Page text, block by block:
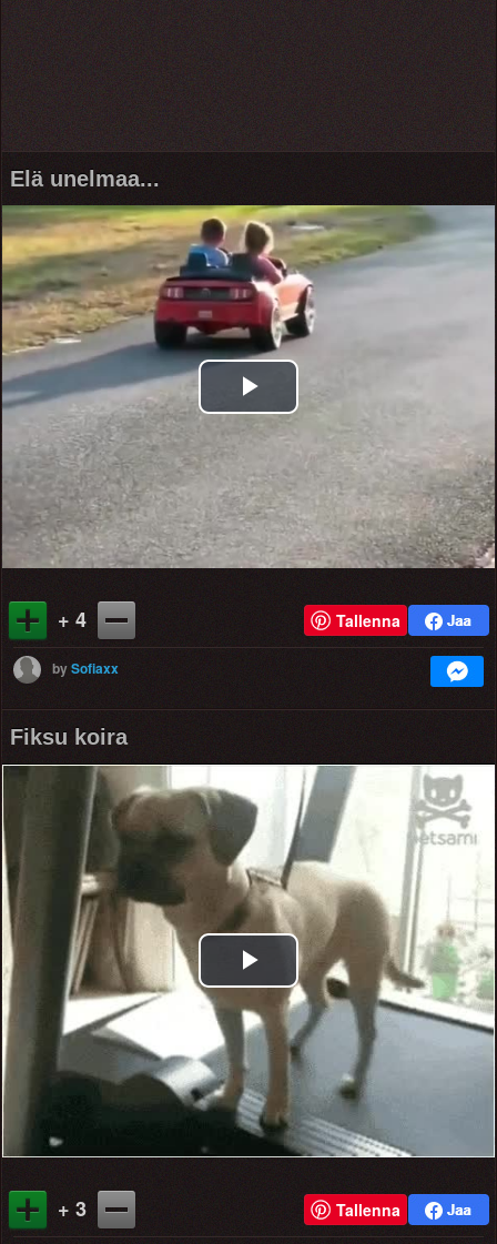
Elä unelmaa...
Play
Video
+ 4 Tallenna
bySofiaxx
Fiksu koira
Play
Video
+ 3 Tallenna